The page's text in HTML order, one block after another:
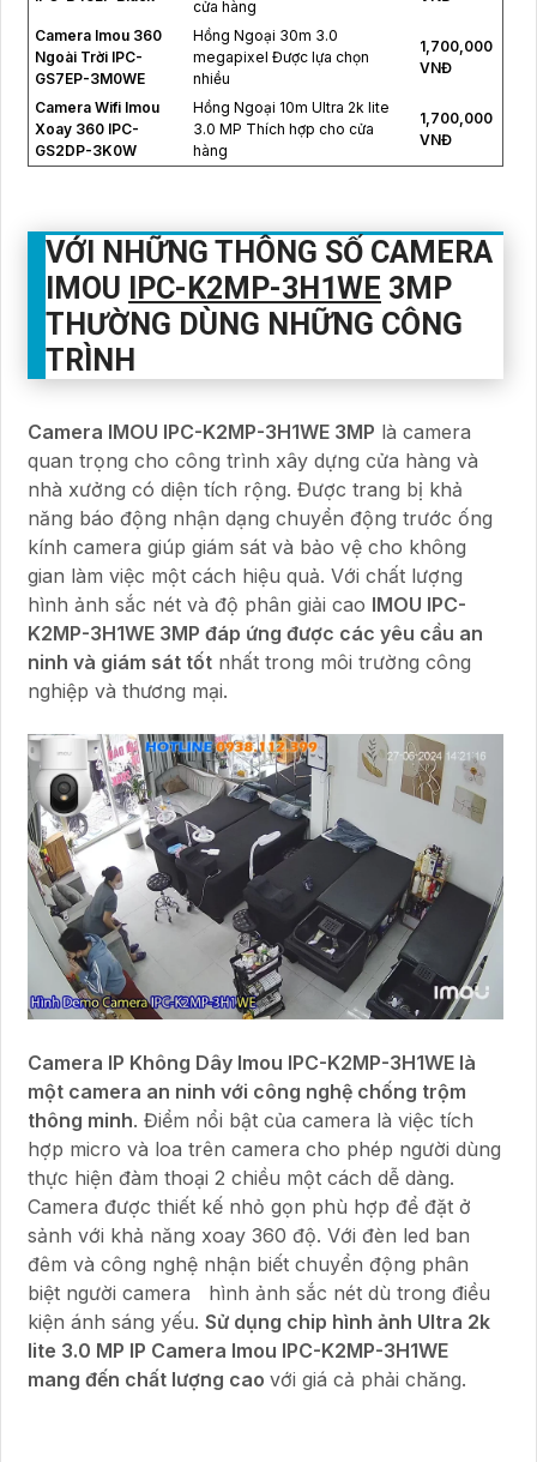
cửa hàng
Camera Imou 360
Ngoài Trời IPC-
GS7EP-3M0WE
Hồng Ngoại 30m 3.0
megapixel Được lựa chọn
nhiều
1,700,000
VNĐ
Camera Wifi Imou
Xoay 360 IPC-
GS2DP-3K0W
Hồng Ngoại 10m Ultra 2k lite
3.0 MP Thích hợp cho cửa
hàng
1,700,000
VNĐ
VỚI NHỮNG THÔNG SỐ CAMERA
IMOU
IPC-K2MP-3H1WE 3MP
THƯỜNG DÙNG NHỮNG CÔNG
TRÌNH
Camera IMOU IPC-K2MP-3H1WE 3MP là camera
quan trọng cho công trình xây dựng cửa hàng và
nhà xưởng có diện tích rộng. Được trang bị khả
năng báo động nhận dạng chuyển động trước ống
kính camera giúp giám sát và bảo vệ cho không
gian làm việc một cách hiệu quả. Với chất lượng
hình ảnh sắc nét và độ phân giải cao IMOU IPC-
K2MP-3H1WE 3MP đáp ứng được các yêu cầu an
ninh và giám sát tốt nhất trong môi trường công
nghiệp và thương mại.
Camera IP Không Dây Imou IPC-K2MP-3H1WE là
một camera an ninh với công nghệ chống trộm
thông minh. Điểm nổi bật của camera là việc tích
hợp micro và loa trên camera cho phép người dùng
thực hiện đàm thoại 2 chiều một cách dễ dàng.
Camera được thiết kế nhỏ gọn phù hợp để đặt ở
sảnh với khả năng xoay 360 độ. Với đèn led ban
đêm và công nghệ nhận biết chuyển động phân
biệt người camera hình ảnh sắc nét dù trong điều
kiện ánh sáng yếu. Sử dụng chip hình ảnh Ultra 2k
lite 3.0 MP IP Camera Imou IPC-K2MP-3H1WE
mang đến chất lượng cao với giá cả phải chăng.